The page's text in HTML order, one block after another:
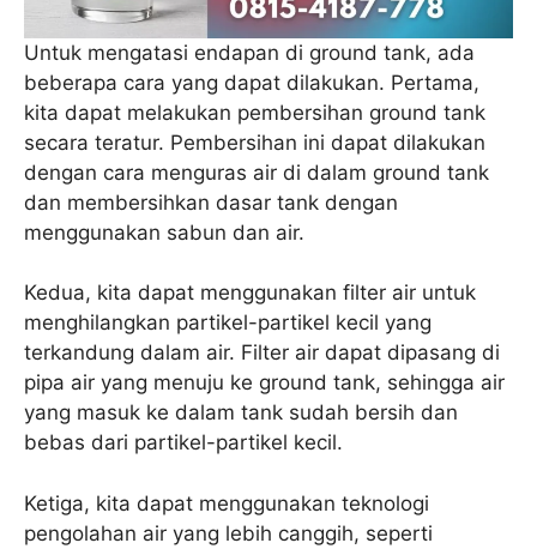
Untuk mengatasi endapan di ground tank, ada
beberapa cara yang dapat dilakukan. Pertama,
kita dapat melakukan pembersihan ground tank
secara teratur. Pembersihan ini dapat dilakukan
dengan cara menguras air di dalam ground tank
dan membersihkan dasar tank dengan
menggunakan sabun dan air.
Kedua, kita dapat menggunakan filter air untuk
menghilangkan partikel-partikel kecil yang
terkandung dalam air. Filter air dapat dipasang di
pipa air yang menuju ke ground tank, sehingga air
yang masuk ke dalam tank sudah bersih dan
bebas dari partikel-partikel kecil.
Ketiga, kita dapat menggunakan teknologi
pengolahan air yang lebih canggih, seperti